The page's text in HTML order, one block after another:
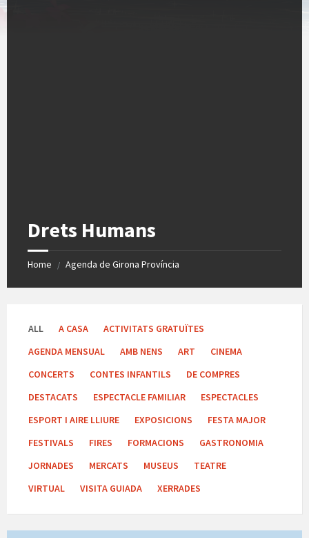
Drets Humans
Home / Agenda de Girona Província
ALL A CASA
ACTIVITATS GRATUÏTES
AGENDA MENSUAL
AMB NENS ART
CINEMA
CONCERTS
CONTES INFANTILS
DE COMPRES
DESTACATS
ESPECTACLE FAMILIAR
ESPECTACLES
ESPORT I AIRE LLIURE
EXPOSICIONS
FESTA MAJOR
FESTIVALS
FIRES FORMACIONS
GASTRONOMIA
JORNADES
MERCATS MUSEUS
TEATRE
VIRTUAL
VISITA GUIADA XERRADES